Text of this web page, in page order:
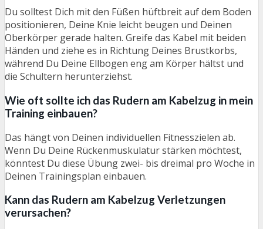
Du solltest Dich mit den Füßen hüftbreit auf dem Boden
positionieren, Deine Knie leicht beugen und Deinen
Oberkörper gerade halten. Greife das Kabel mit beiden
Händen und ziehe es in Richtung Deines Brustkorbs,
während Du Deine Ellbogen eng am Körper hältst und
die Schultern herunterziehst.
Wie oft sollte ich das Rudern am Kabelzug in mein
Training einbauen?
Das hängt von Deinen individuellen Fitnesszielen ab.
Wenn Du Deine Rückenmuskulatur stärken möchtest,
könntest Du diese Übung zwei- bis dreimal pro Woche in
Deinen Trainingsplan einbauen.
Kann das Rudern am Kabelzug Verletzungen
verursachen?